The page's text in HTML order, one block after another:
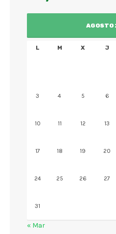
L M X J
3 4 5 6
10 11 12 13
17 18 19 20
24 25 26 27
31
« Mar